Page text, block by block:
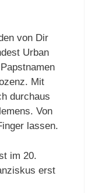
von Dir
Urban
Mit
durchaus
Von
lassen.
im 20.
erst